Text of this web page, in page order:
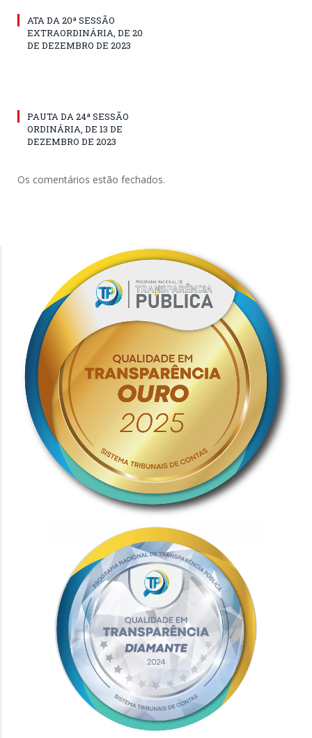
ATA DA 20ª SESSÃO
EXTRAORDINÁRIA, DE 20
DE DEZEMBRO DE 2023
PAUTA DA 24ª SESSÃO
ORDINÁRIA, DE 13 DE
DEZEMBRO DE 2023
Os comentários estão fechados.